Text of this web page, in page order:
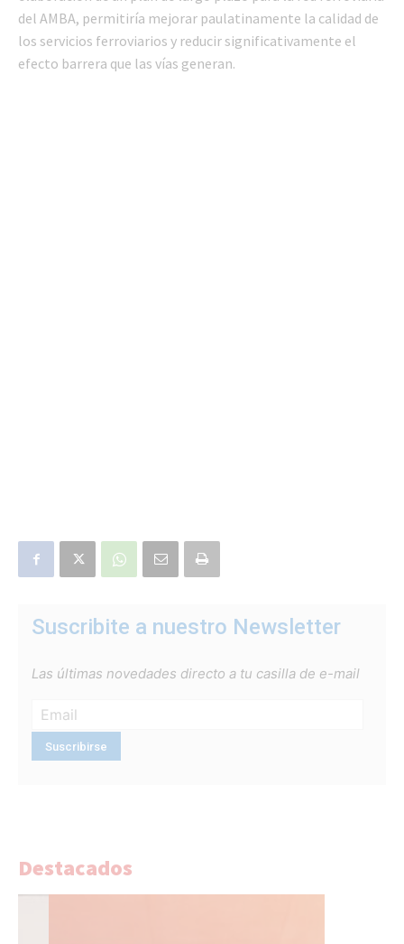
del AMBA, permitiría mejorar paulatinamente la calidad de
los servicios ferroviarios y reducir significativamente el
efecto barrera que las vías generan.
Suscribite a nuestro Newsletter
Las últimas novedades directo a tu casilla de e-mail
Destacados